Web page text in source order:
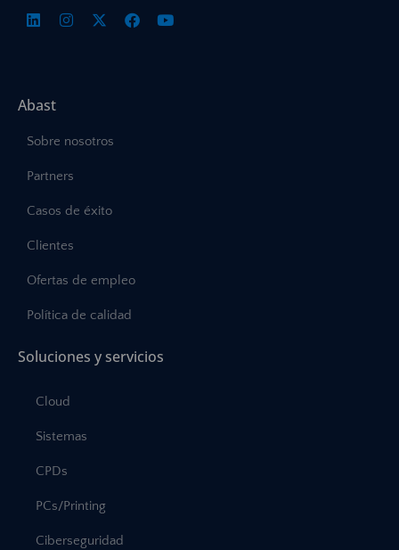
Abast
Sobre nosotros
Partners
Casos de éxito
Clientes
Ofertas de empleo
Política de calidad
Soluciones y servicios
Cloud
Sistemas
CPDs
PCs/Printing
Ciberseguridad